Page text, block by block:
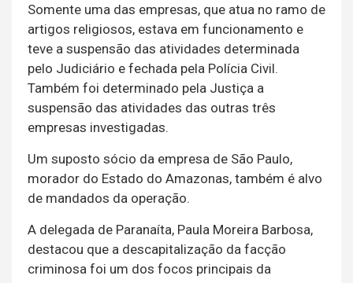
Somente uma das empresas, que atua no ramo de
artigos religiosos, estava em funcionamento e
teve a suspensão das atividades determinada
pelo Judiciário e fechada pela Polícia Civil.
Também foi determinado pela Justiça a
suspensão das atividades das outras três
empresas investigadas.
Um suposto sócio da empresa de São Paulo,
morador do Estado do Amazonas, também é alvo
de mandados da operação.
A delegada de Paranaíta, Paula Moreira Barbosa,
destacou que a descapitalização da facção
criminosa foi um dos focos principais da